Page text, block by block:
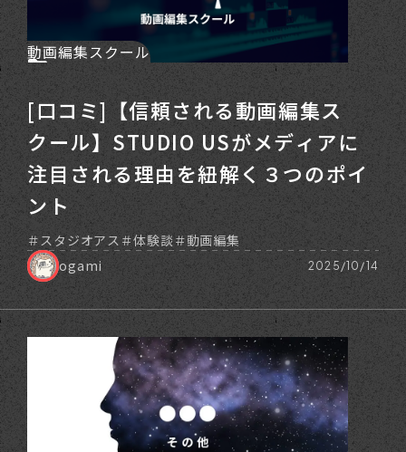
動画編集スクール
[口コミ]【信頼される動画編集ス
クール】STUDIO USがメディアに
注目される理由を紐解く３つのポイ
ント
スタジオアス 体験談
動画編集
ogami
2025/10/14